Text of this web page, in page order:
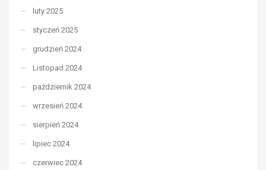
luty 2025
styczeń 2025
grudzień 2024
Listopad 2024
październik 2024
wrzesień 2024
sierpień 2024
lipiec 2024
czerwiec 2024